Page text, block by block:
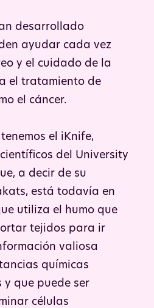
desarrollado
ayudar cada vez
y el cuidado de la
el tratamiento de
el cáncer.
el iKnife,
del University
a decir de su
está todavía en
utiliza el humo que
tejidos para ir
valiosa
químicas
y que puede ser
células